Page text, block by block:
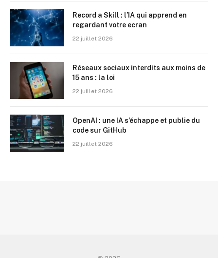
Record a Skill : l’IA qui apprend en
regardant votre ecran
22 juillet 2026
Réseaux sociaux interdits aux moins de
15 ans : la loi
22 juillet 2026
OpenAI : une IA s’échappe et publie du
code sur GitHub
22 juillet 2026